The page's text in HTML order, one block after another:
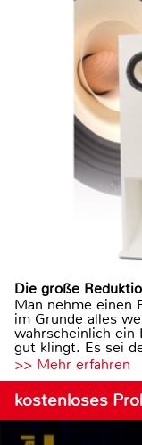
Die große
Man nehme einen
im Grunde alles
wahrscheinlich ein
gut klingt. Es sei
>> Mehr erfahren
kostenloses